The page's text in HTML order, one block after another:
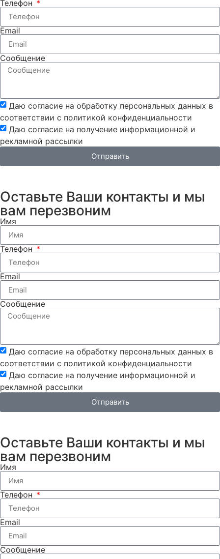
Телефон
Email
Сообщение
Даю согласие на обработку персональных данных в
соответствии с политикой конфиденциальности
Даю согласие на получение информационной и
рекламной рассылки
Отправить
Оставьте Ваши контакты и мы
вам перезвоним
Имя
Телефон
Email
Сообщение
Даю согласие на обработку персональных данных в
соответствии с политикой конфиденциальности
Даю согласие на получение информационной и
рекламной рассылки
Отправить
Оставьте Ваши контакты и мы
вам перезвоним
Имя
Телефон
Email
Сообщение